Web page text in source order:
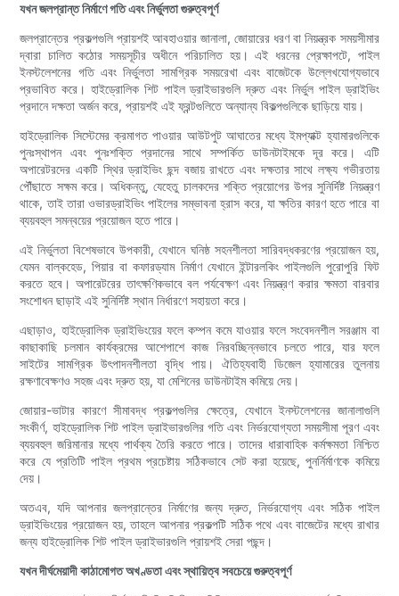
যখন জলপ্রান্ত নির্মাণে গতি এবং নির্ভুলতা গুরুত্বপূর্ণ
জলপ্রান্তের প্রকল্পগুলি প্রায়শই আবহাওয়ার জানালা, জোয়ারের ধরণ বা নিয়ন্ত্রক সময়সীমার
দ্বারা চালিত কঠোর সময়সূচীর অধীনে পরিচালিত হয়। এই ধরনের প্রেক্ষাপটে, পাইল
ইনস্টলেশনের গতি এবং নির্ভুলতা সামগ্রিক সময়রেখা এবং বাজেটকে উল্লেখযোগ্যভাবে
প্রভাবিত করে। হাইড্রোলিক শিট পাইল ড্রাইভারগুলি দ্রুত এবং নির্ভুল পাইল ড্রাইভিং
প্রদানে দক্ষতা অর্জন করে, প্রায়শই এই ফ্রন্টগুলিতে অন্যান্য বিকল্পগুলিকে ছাড়িয়ে যায়।
হাইড্রোলিক সিস্টেমের ক্রমাগত পাওয়ার আউটপুট আঘাতের মধ্যে ইমপ্যাক্ট হ্যামারগুলিকে
পুনঃস্থাপন এবং পুনঃশক্তি প্রদানের সাথে সম্পর্কিত ডাউনটাইমকে দূর করে। এটি
অপারেটরদের একটি স্থির ড্রাইভিং ছন্দ বজায় রাখতে এবং দক্ষতার সাথে লক্ষ্য গভীরতায়
পৌঁছাতে সক্ষম করে। অধিকন্তু, যেহেতু চালকদের শক্তি প্রয়োগের উপর সুনির্দিষ্ট নিয়ন্ত্রণ
থাকে, তাই তারা ওভারড্রাইভিং পাইলের সম্ভাবনা হ্রাস করে, যা ক্ষতির কারণ হতে পারে বা
ব্যয়বহুল সমন্বয়ের প্রয়োজন হতে পারে।
এই নির্ভুলতা বিশেষভাবে উপকারী, যেখানে ঘনিষ্ঠ সহনশীলতা সারিবদ্ধকরণের প্রয়োজন হয়,
যেমন বাল্কহেড, পিয়ার বা কফারড্যাম নির্মাণ যেখানে ইন্টারলকিং পাইলগুলি পুরোপুরি ফিট
করতে হবে। অপারেটরের তাৎক্ষণিকভাবে বল পর্যবেক্ষণ এবং নিয়ন্ত্রণ করার ক্ষমতা বারবার
সংশোধন ছাড়াই এই সুনির্দিষ্ট স্থান নির্ধারণে সহায়তা করে।
এছাড়াও, হাইড্রোলিক ড্রাইভিংয়ের ফলে কম্পন কমে যাওয়ার ফলে সংবেদনশীল সরঞ্জাম বা
কাছাকাছি চলমান কার্যক্রমের আশেপাশে কাজ নিরবচ্ছিন্নভাবে চলতে পারে, যার ফলে
সাইটের সামগ্রিক উৎপাদনশীলতা বৃদ্ধি পায়। ঐতিহ্যবাহী ডিজেল হ্যামারের তুলনায়
রক্ষণাবেক্ষণও সহজ এবং দ্রুত হয়, যা মেশিনের ডাউনটাইম কমিয়ে দেয়।
জোয়ার-ভাটার কারণে সীমাবদ্ধ প্রকল্পগুলির ক্ষেত্রে, যেখানে ইনস্টলেশনের জানালাগুলি
সংকীর্ণ, হাইড্রোলিক শিট পাইল ড্রাইভারগুলির গতি এবং নির্ভরযোগ্যতা সময়সীমা পূরণ এবং
ব্যয়বহুল জরিমানার মধ্যে পার্থক্য তৈরি করতে পারে। তাদের ধারাবাহিক কর্মক্ষমতা নিশ্চিত
করে যে প্রতিটি পাইল প্রথম প্রচেষ্টায় সঠিকভাবে সেট করা হয়েছে, পুনর্নির্মাণকে কমিয়ে
দেয়।
অতএব, যদি আপনার জলপ্রান্তের নির্মাণের জন্য দ্রুত, নির্ভরযোগ্য এবং সঠিক পাইল
ড্রাইভিংয়ের প্রয়োজন হয়, তাহলে আপনার প্রকল্পটি সঠিক পথে এবং বাজেটের মধ্যে রাখার
জন্য হাইড্রোলিক শিট পাইল ড্রাইভারগুলি প্রায়শই সেরা পছন্দ।
যখন দীর্ঘমেয়াদী কাঠামোগত অখণ্ডতা এবং স্থায়িত্ব সবচেয়ে গুরুত্বপূর্ণ